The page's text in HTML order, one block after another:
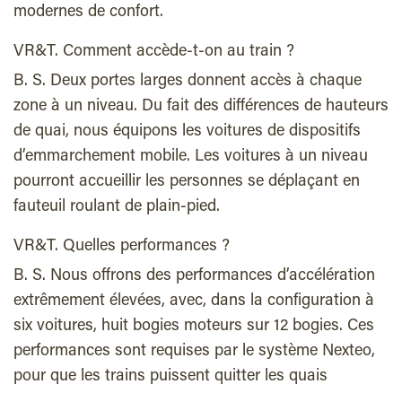
modernes de confort.
VR&T. Comment accède-t-on au train ?
B. S. Deux portes larges donnent accès à chaque
zone à un niveau. Du fait des différences de hauteurs
de quai, nous équipons les voitures de dispositifs
d’emmarchement mobile. Les voitures à un niveau
pourront accueillir les personnes se déplaçant en
fauteuil roulant de plain-pied.
VR&T. Quelles performances ?
B. S. Nous offrons des performances d’accélération
extrêmement élevées, avec, dans la configuration à
six voitures, huit bogies moteurs sur 12 bogies. Ces
performances sont requises par le système Nexteo,
pour que les trains puissent quitter les quais